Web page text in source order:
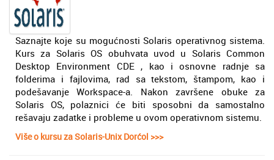
Saznajte koje su mogućnosti Solaris operativnog sistema.
Kurs za Solaris OS obuhvata uvod u Solaris Common
Desktop Environment CDE , kao i osnovne radnje sa
folderima i fajlovima, rad sa tekstom, štampom, kao i
podešavanje Workspace-a. Nakon završene obuke za
Solaris OS, polaznici će biti sposobni da samostalno
rešavaju zadatke i probleme u ovom operativnom sistemu.
Više o kursu za Solaris-Unix Dorćol >>>